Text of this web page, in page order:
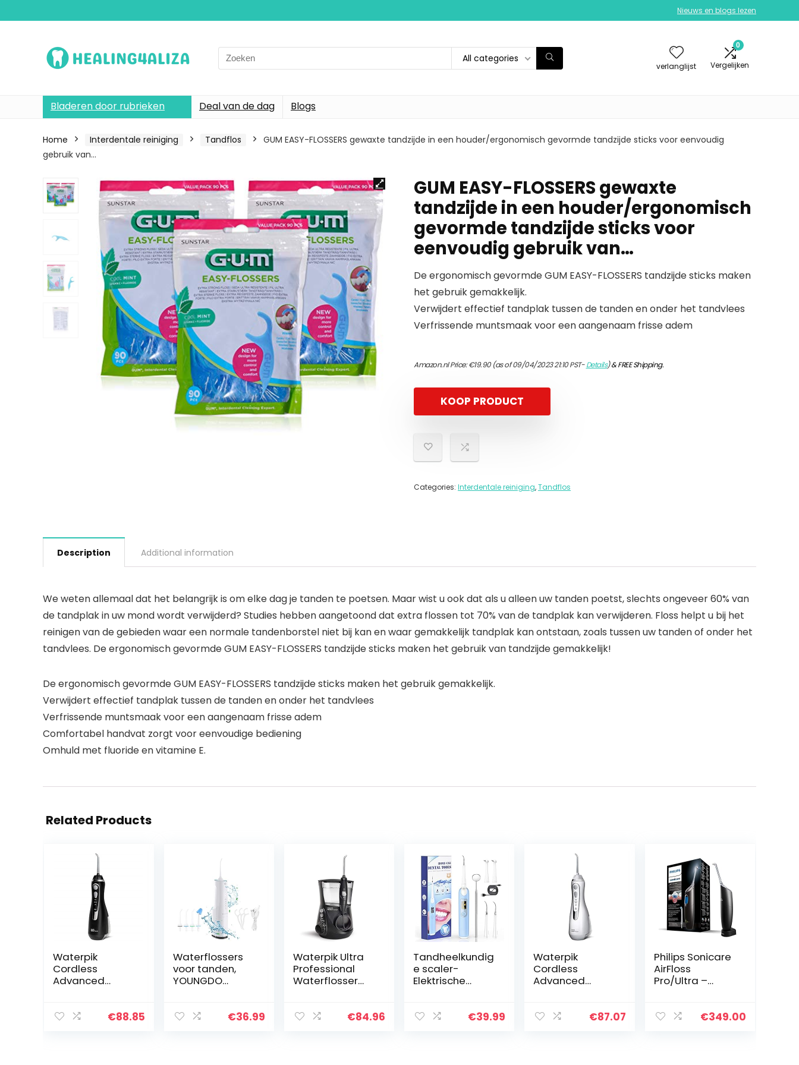
Nieuws en blogs lezen
Search
for:
All categories
verlanglijst
0
Vergelijken
Bladeren door rubrieken Deal van de dag Blogs
Home Interdentale reiniging Tandflos
GUM EASY-FLOSSERS gewaxte tandzijde in een houder/ergonomisch gevormde tandzijde sticks voor eenvoudig
gebruik van…
GUM EASY-FLOSSERS gewaxte
tandzijde in een houder/ergonomisch
gevormde tandzijde sticks voor
eenvoudig gebruik van…
De ergonomisch gevormde GUM EASY-FLOSSERS tandzijde sticks maken
het gebruik gemakkelijk.
Verwijdert effectief tandplak tussen de tanden en onder het tandvlees
Verfrissende muntsmaak voor een aangenaam frisse adem
Amazon.nl Price:€19.90(as of 09/04/2023 21:10 PST-Details)&FREE Shipping.
KOOP PRODUCT
Categories: Interdentale reiniging,Tandflos
Description Additional information
We weten allemaal dat het belangrijk is om elke dag je tanden te poetsen. Maar wist u ook dat als u alleen uw tanden poetst, slechts ongeveer 60% van
de tandplak in uw mond wordt verwijderd? Studies hebben aangetoond dat extra flossen tot 70% van de tandplak kan verwijderen. Floss helpt u bij het
reinigen van de gebieden waar een normale tandenborstel niet bij kan en waar gemakkelijk tandplak kan ontstaan, zoals tussen uw tanden of onder het
tandvlees. De ergonomisch gevormde GUM EASY-FLOSSERS tandzijde sticks maken het gebruik van tandzijde gemakkelijk!
De ergonomisch gevormde GUM EASY-FLOSSERS tandzijde sticks maken het gebruik gemakkelijk.
Verwijdert effectief tandplak tussen de tanden en onder het tandvlees
Verfrissende muntsmaak voor een aangenaam frisse adem
Comfortabel handvat zorgt voor eenvoudige bediening
Omhuld met fluoride en vitamine E.
Related Products
Waterpik
Cordless
Advanced
met 3
€88.85
Waterflossers
voor tanden,
YOUNGDO
Draagbare€36.99
Waterpik Ultra
Professional
Waterflosser
Drukregelaar
€84.96
Tandheelkundig
e scaler-
Elektrische
tandsteen
€39.99
Waterpik
Cordless
Advanced
Drukinstellingen,
€87.07
Philips Sonicare
AirFloss
Pro/Ultra –
HX8438/03)
€349.00